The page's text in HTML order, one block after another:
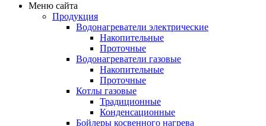
Меню сайта
Продукция
Водонагреватели электрические
Накопительные
Проточные
Водонагреватели газовые
Накопительные
Проточные
Котлы газовые
Традиционные
Конденсационные
Бойлеры косвенного нагрева